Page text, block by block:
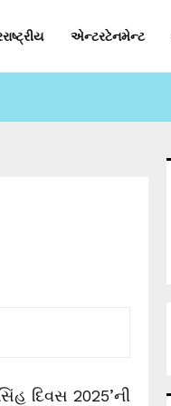
એન્ટરટેનમેન્ટ
દિવસ 2025’ની